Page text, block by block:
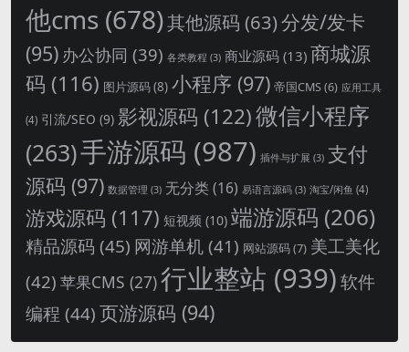
他cms (678)其他源码 (63)分发/发卡
(95) 办公协同 (39) 各类教程 (3) 商业源码 (13) 商城源
码 (116) 图片源码(8) 小程序 (97) 帝国CMS(6) 应用工具
(4) 引流/SEO (9) 影视源码 (122)微信小程序
(263)手游源码 (987) 插件与扩展 (3) 支付
源码 (97) 数据管理 (3) 无分类(16) 易语言源码 (3) 淘宝/闲鱼 (4)
游戏源码 (117) 短视频 (10) 端游源码 (206)
精品源码 (45) 网游单机 (41) 网站源码(7) 美工美化
(42) 苹果CMS (27)行业整站 (939)软件
编程 (44)页游源码 (94)